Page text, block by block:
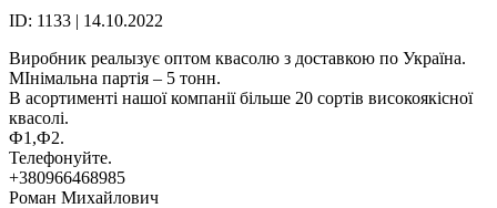
ID: 1133 | 14.10.2022
Виробник реалызує оптом квасолю з доставкою по Україна.
МІнімальна партія – 5 тонн.
В асортименті нашої компанії більше 20 сортів високоякісної
квасолі.
Ф1,Ф2.
Телефонуйте.
+380966468985
Роман Михайлович